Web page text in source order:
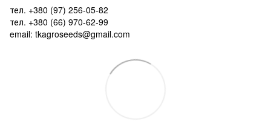
тел. +380 (97) 256-05-82
тел. +380 (66) 970-62-99
email: tkagroseeds@gmail.com